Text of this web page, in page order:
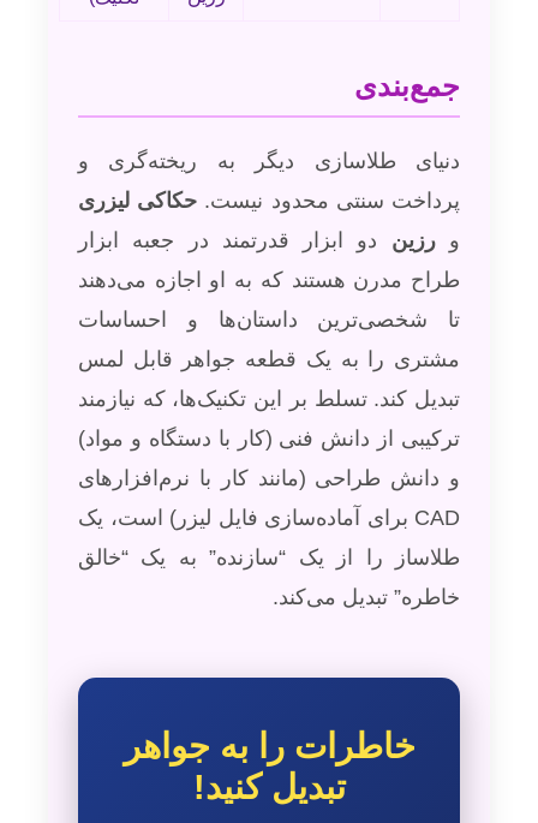
جمع‌بندی
دنیای طلاسازی دیگر به ریخته‌گری و
پرداخت سنتی محدود نیست. حکاکی لیزری
ورزین دو ابزار قدرتمند در جعبه ابزار
طراح مدرن هستند که به او اجازه می‌دهند
تا شخصی‌ترین داستان‌ها و احساسات
مشتری را به یک قطعه جواهر قابل لمس
تبدیل کند. تسلط بر این تکنیک‌ها، که نیازمند
ترکیبی از دانش فنی (کار با دستگاه و مواد)
و دانش طراحی (مانند کار با نرم‌افزارهای
CAD برای آماده‌سازی فایل لیزر) است، یک
طلاساز را از یک “سازنده” به یک “خالق
خاطره” تبدیل می‌کند.
خاطرات را به جواهر
تبدیل کنید!